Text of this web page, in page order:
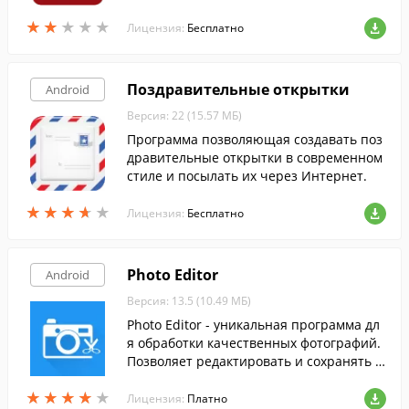
★ ★ ★ ★ ★
★ ★ ★ ★ ★ Лицензия: Бесплатно
Android
★ ★ ★ ★ ★
★ ★ ★ ★ ★
Поздравительные открытки
Версия: 22 (15.57 МБ)
Программа позволяющая создавать поз
дравительные открытки в современном
стиле и посылать их через Интернет.
Лицензия: Бесплатно
Android
★ ★ ★ ★ ★
★ ★ ★ ★ ★
Photo Editor
Версия: 13.5 (10.49 МБ)
Photo Editor - уникальная программа дл
я обработки качественных фотографий.
Позволяет редактировать и сохранять в
Лицензия: Платно